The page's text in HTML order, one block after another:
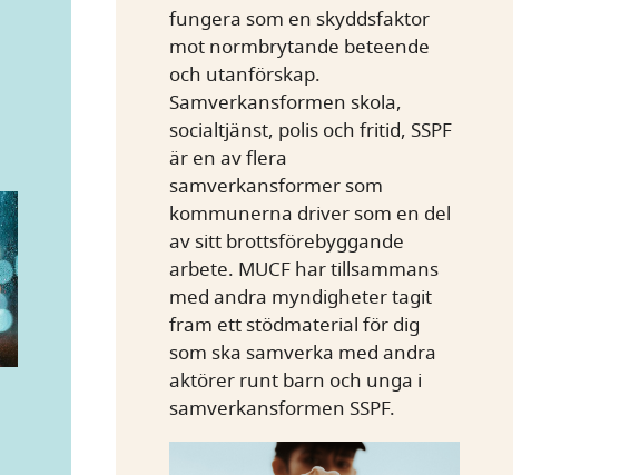
fungera som en skyddsfaktor
mot normbrytande beteende
och utanförskap.
Samverkansformen skola,
socialtjänst, polis och fritid, SSPF
är en av flera
samverkansformer som
kommunerna driver som en del
av sitt brottsförebyggande
arbete. MUCF har tillsammans
med andra myndigheter tagit
fram ett stödmaterial för dig
som ska samverka med andra
aktörer runt barn och unga i
samverkansformen SSPF.